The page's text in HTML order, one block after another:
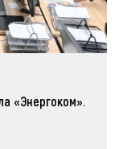
«Энергоком».